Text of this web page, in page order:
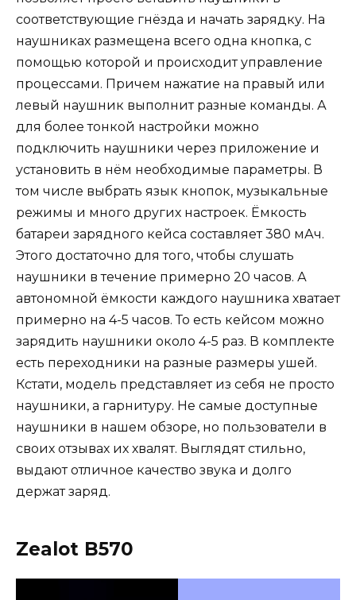
соответствующие гнёзда и начать зарядку. На
наушниках размещена всего одна кнопка, с
помощью которой и происходит управление
процессами. Причем нажатие на правый или
левый наушник выполнит разные команды. А
для более тонкой настройки можно
подключить наушники через приложение и
установить в нём необходимые параметры. В
том числе выбрать язык кнопок, музыкальные
режимы и много других настроек. Ёмкость
батареи зарядного кейса составляет 380 мАч.
Этого достаточно для того, чтобы слушать
наушники в течение примерно 20 часов. А
автономной ёмкости каждого наушника хватает
примерно на 4-5 часов. То есть кейсом можно
зарядить наушники около 4-5 раз. В комплекте
есть переходники на разные размеры ушей.
Кстати, модель представляет из себя не просто
наушники, а гарнитуру. Не самые доступные
наушники в нашем обзоре, но пользователи в
своих отзывах их хвалят. Выглядят стильно,
выдают отличное качество звука и долго
держат заряд.
Zealot B570